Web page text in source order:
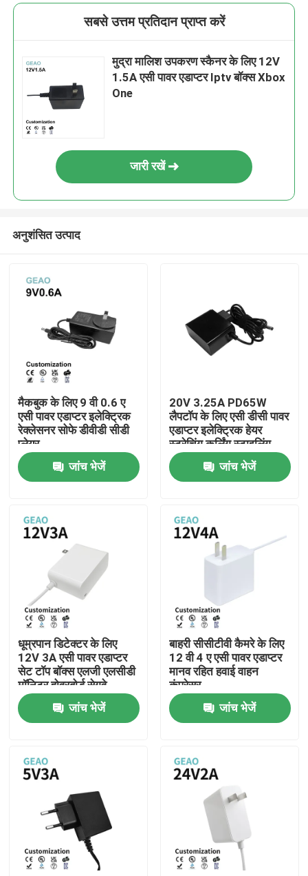
घर
उत्पादों
हमारे बारे में
कारखाना भ्रमण
गुणवत्ता नियंत्रण
एक उद्धरण का अनुरोध करें
वॉल माउंट पावर एडेप्टर
डेस्कटॉप पावर एडाप्टर
सबसे उत्तम प्रतिदान प्राप्त करें
मुद्रा मालिश उपकरण स्कैनर के लिए 12V
1.5A एसी पावर एडाप्टर Iptv बॉक्स Xbox
One
जारी रखें
अनुशंसित उत्पाद
मैकबुक के लिए 9 वी 0.6 ए
एसी पावर एडाप्टर इलेक्ट्रिक
रेक्लेसनर सोफे डीवीडी सीडी
प्लेयर
जांच भेजें
20V 3.25A PD65W
लैपटॉप के लिए एसी डीसी पावर
एडाप्टर इलेक्ट्रिक हेयर
स्ट्रेचिंग कर्लिंग स्टाइलिंग
ब्रश हेयर स्ट्रेचिंग कंघी
जांच भेजें
धूम्रपान डिटेक्टर के लिए
12V 3A एसी पावर एडाप्टर
सेट टॉप बॉक्स एलजी एलसीडी
मॉनिटर होवरबोर्ड सेगवे
जांच भेजें
बाहरी सीसीटीवी कैमरे के लिए
12 वी 4 ए एसी पावर एडाप्टर
मानव रहित हवाई वाहन
कंप्रेसर
जांच भेजें